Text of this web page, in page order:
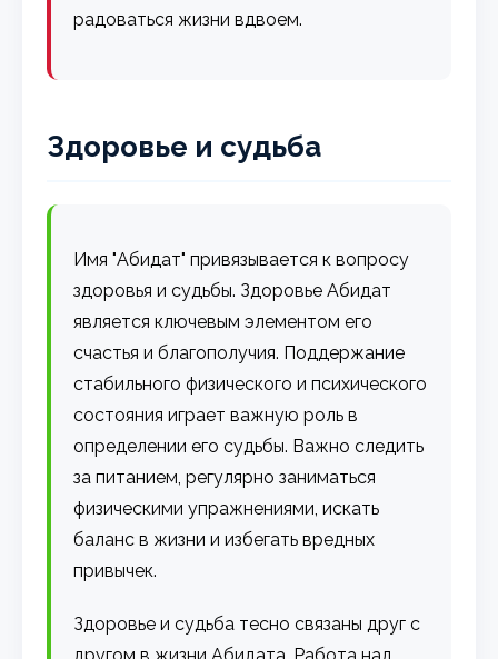
радоваться жизни вдвоем.
Здоровье и судьба
Имя "Абидат" привязывается к вопросу
здоровья и судьбы. Здоровье Абидат
является ключевым элементом его
счастья и благополучия. Поддержание
стабильного физического и психического
состояния играет важную роль в
определении его судьбы. Важно следить
за питанием, регулярно заниматься
физическими упражнениями, искать
баланс в жизни и избегать вредных
привычек.
Здоровье и судьба тесно связаны друг с